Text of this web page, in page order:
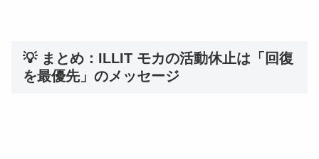
💡 まとめ：ILLIT モカの活動休止は「回復
を最優先」のメッセージ